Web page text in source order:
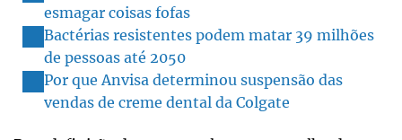
esmagar coisas fofas
Bactérias resistentes podem matar 39 milhões
de pessoas até 2050
Por que Anvisa determinou suspensão das
vendas de creme dental da Colgate